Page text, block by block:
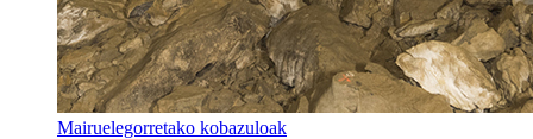
Mairuelegorretako kobazuloak